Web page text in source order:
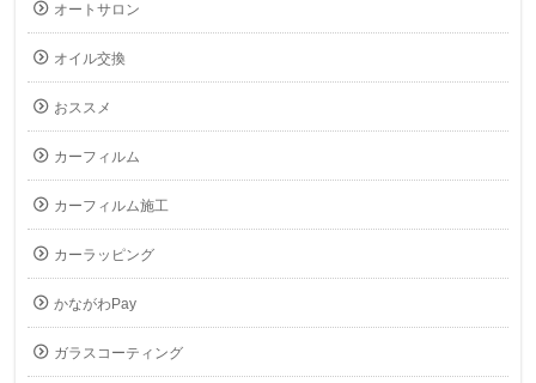
オートサロン
オイル交換
おススメ
カーフィルム
カーフィルム施工
カーラッピング
かながわPay
ガラスコーティング